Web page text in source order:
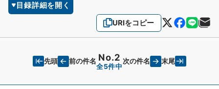
目録詳細を開く
URIをコピー
先頭 前の件名 No.2
全5件中
次の件名 末尾